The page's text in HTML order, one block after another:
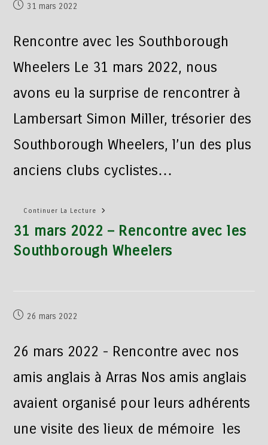
31 mars 2022
Rencontre avec les Southborough
Wheelers Le 31 mars 2022, nous
avons eu la surprise de rencontrer à
Lambersart Simon Miller, trésorier des
Southborough Wheelers, l’un des plus
anciens clubs cyclistes…
Continuer La Lecture
31 mars 2022 – Rencontre avec les
Southborough Wheelers
26 mars 2022
26 mars 2022 - Rencontre avec nos
amis anglais à Arras Nos amis anglais
avaient organisé pour leurs adhérents
une visite des lieux de mémoire les